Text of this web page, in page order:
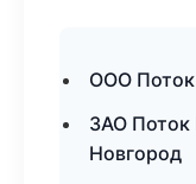
ООО
ЗАО
Новгород